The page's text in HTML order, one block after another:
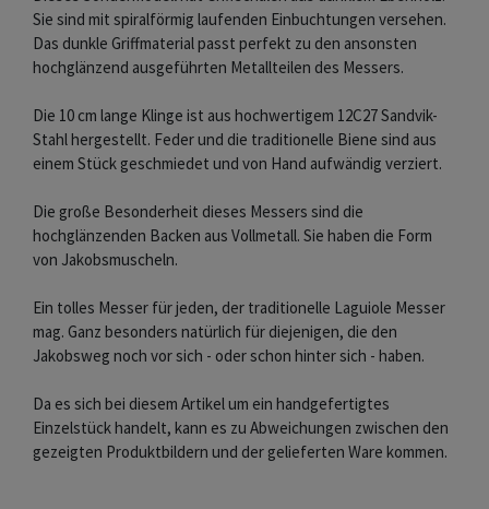
Sie sind mit spiralförmig laufenden Einbuchtungen versehen.
Das dunkle Griffmaterial passt perfekt zu den ansonsten
hochglänzend ausgeführten Metallteilen des Messers.
Die 10 cm lange Klinge ist aus hochwertigem 12C27 Sandvik-
Stahl hergestellt. Feder und die traditionelle Biene sind aus
einem Stück geschmiedet und von Hand aufwändig verziert.
Die große Besonderheit dieses Messers sind die
hochglänzenden Backen aus Vollmetall. Sie haben die Form
von Jakobsmuscheln.
Ein tolles Messer für jeden, der traditionelle Laguiole Messer
mag. Ganz besonders natürlich für diejenigen, die den
Jakobsweg noch vor sich - oder schon hinter sich - haben.
Da es sich bei diesem Artikel um ein handgefertigtes
Einzelstück handelt, kann es zu Abweichungen zwischen den
gezeigten Produktbildern und der gelieferten Ware kommen.